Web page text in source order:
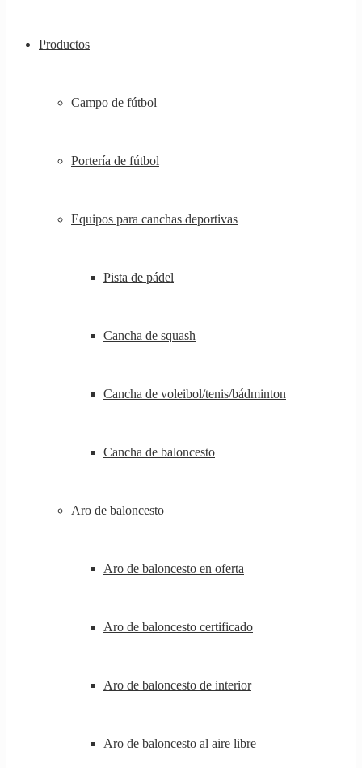
Productos
Campo de fútbol
Portería de fútbol
Equipos para canchas deportivas
Pista de pádel
Cancha de squash
Cancha de voleibol/tenis/bádminton
Cancha de baloncesto
Aro de baloncesto
Aro de baloncesto en oferta
Aro de baloncesto certificado
Aro de baloncesto de interior
Aro de baloncesto al aire libre